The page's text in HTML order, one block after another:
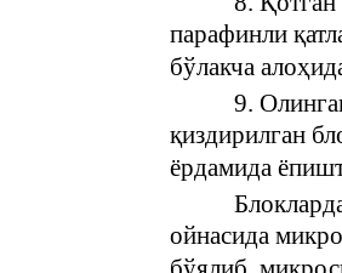
парафинли
бўлакча
9.
қиздирилган
ёрдамида
ойнасида